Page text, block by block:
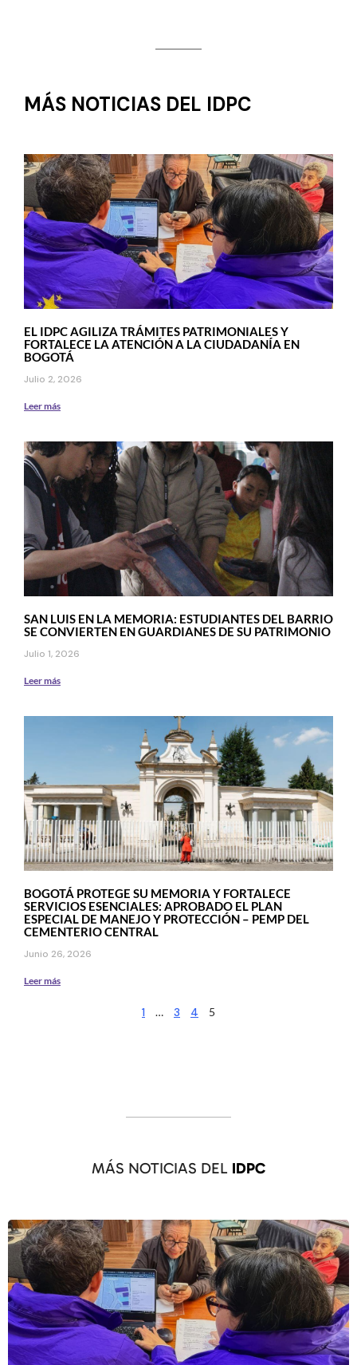
MÁS NOTICIAS DEL IDPC
EL IDPC AGILIZA TRÁMITES PATRIMONIALES Y
FORTALECE LA ATENCIÓN A LA CIUDADANÍA EN
BOGOTÁ
Julio 2, 2026
Leer más
SAN LUIS EN LA MEMORIA: ESTUDIANTES DEL BARRIO
SE CONVIERTEN EN GUARDIANES DE SU PATRIMONIO
Julio 1, 2026
Leer más
BOGOTÁ PROTEGE SU MEMORIA Y FORTALECE
SERVICIOS ESENCIALES: APROBADO EL PLAN
ESPECIAL DE MANEJO Y PROTECCIÓN – PEMP DEL
CEMENTERIO CENTRAL
Junio 26, 2026
Leer más
1 … 3 4 5
MÁS NOTICIAS DEL IDPC